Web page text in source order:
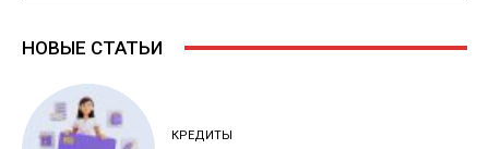
НОВЫЕ СТАТЬИ
КРЕДИТЫ